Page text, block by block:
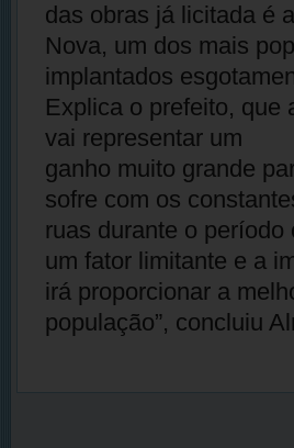
das obras já licitada é
Nova, um dos mais
implantados
Explica o prefeito, que
vai representar um
ganho muito grande
sofre com os
ruas durante o período
um fator limitante e a
irá proporcionar a
população”, concluiu